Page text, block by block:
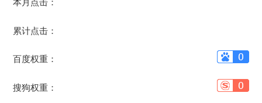
累计点击：
百度权重：
搜狗权重：